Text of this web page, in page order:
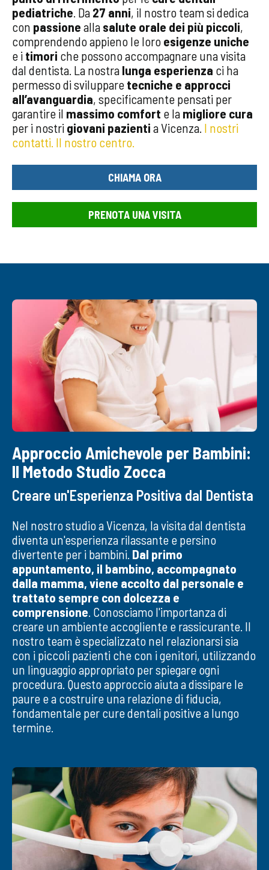
pediatriche. Da 27 anni, il nostro team si dedica
con passione alla salute orale dei più piccoli,
comprendendo appieno le loro esigenze uniche
e i timori che possono accompagnare una visita
dal dentista. La nostra lunga esperienza ci ha
permesso di sviluppare tecniche e approcci
all’avanguardia, specificamente pensati per
garantire il massimo comfort e la migliore cura
per i nostri giovani pazienti a Vicenza. I nostri
contatti. Il nostro centro.
CHIAMA ORA
PRENOTA UNA VISITA
Approccio Amichevole per Bambini:
Il Metodo Studio Zocca
Creare un'Esperienza Positiva dal Dentista
Nel nostro studio a Vicenza, la visita dal dentista
diventa un'esperienza rilassante e persino
divertente per i bambini. Dal primo
appuntamento, il bambino, accompagnato
dalla mamma, viene accolto dal personale e
trattato sempre con dolcezza e
comprensione . Conosciamo l'importanza di
creare un ambiente accogliente e rassicurante. Il
nostro team è specializzato nel relazionarsi sia
con i piccoli pazienti che con i genitori, utilizzando
un linguaggio appropriato per spiegare ogni
procedura. Questo approccio aiuta a dissipare le
paure e a costruire una relazione di fiducia,
fondamentale per cure dentali positive a lungo
termine.